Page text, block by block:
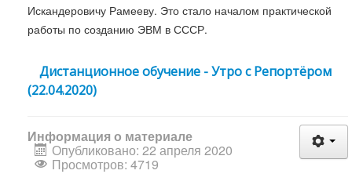
Искандеровичу Рамееву. Это стало началом практической
работы по созданию ЭВМ в СССР.
Дистанционное обучение - Утро с Репортёром
(22.04.2020)
Информация о материале
Опубликовано: 22 апреля 2020
Просмотров: 4719